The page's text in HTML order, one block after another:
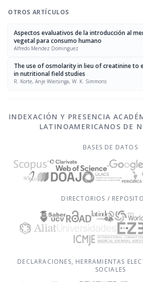
OTROS ARTÍCULOS
Aspectos evaluativos de la introducción al
vegetal para consumo humano
Alfredo Mendez Dominguez
The use of osmolarity in lieu of creatinine to
in nutritional field studies
R. Korte, Anje Wiersinga, W. K. Simmons
INDEXACIÓN Y PRESENCIA
LATINOAMERICANOS DE
BASES DE DATOS
DIRECTORIOS /
DECLARACIONES, HERRAMIENTAS
SOCIALES